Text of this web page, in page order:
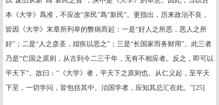
本《大学》爲准，不应改“亲民”爲“新民”。更指出，历来政治不良，
皆因《大学》末章所列举的弊病而起：一是“好人之所恶，恶人之所
好”；二是“人之彦圣，媢疾以恶之”；三是“长国家而务财用”。此三者
乃是“亡国之原则，从古到今二三千年，无有不相应者。反之，即可以
平天下”。故曰：“《大学》者，平天下之原则也。从仁义起，至平天
下至，一切学问，皆包括其中。治国学者，应知其总汇在此。”[25]